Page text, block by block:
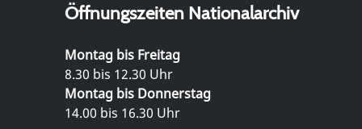
Öffnungszeiten Nationalarchiv
Montag bis Freitag
8.30 bis 12.30 Uhr
Montag bis Donnerstag
14.00 bis 16.30 Uhr